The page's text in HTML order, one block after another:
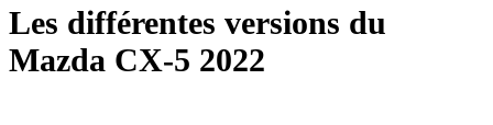
Les différentes versions du
Mazda CX-5 2022